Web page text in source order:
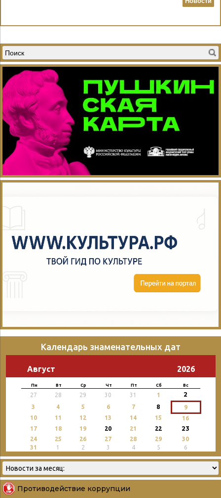
Календарь знаменательных дат
Август 2026
Пн Вт Ср Чт Пт Сб Вс
27 28 29 30 31 1 2
3 4 5 6 7 8
9
10
11 12 13 14 15
16
17
18 19 20 21 22 23
24 25 26 27 28 29
30
31
1 2 3 4 5 6
Противодействие коррупции